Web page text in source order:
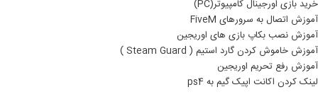
خرید بازی اورجینال کامپیوتر(PC)
آموزش اتصال به سرورهای FiveM
آموزش نصب بکاپ بازی های اوریجین
آموزش خاموش کردن گارد استیم ( Steam Guard )
آموزش رفع تحریم اوریجین
لینک کردن اکانت اپیک گیم به ps4